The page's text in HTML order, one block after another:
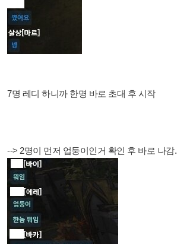
7명 레디 하니까 한명 바로 초대 후 시작
--> 2명이 먼저 업둥이인거 확인 후 바로 나감.